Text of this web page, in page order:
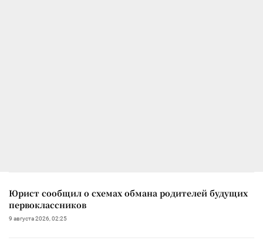
Юрист сообщил о схемах обмана родителей будущих
первоклассников
9 августа 2026, 02:25